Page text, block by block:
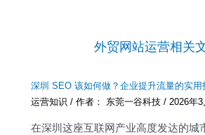
外贸网站运营相关
深圳 SEO 该如何做？企业提升流量的实用
运营知识 / 作者： 东莞一谷科技/ 2026年3
在深圳这座互联网产业高度发达的城